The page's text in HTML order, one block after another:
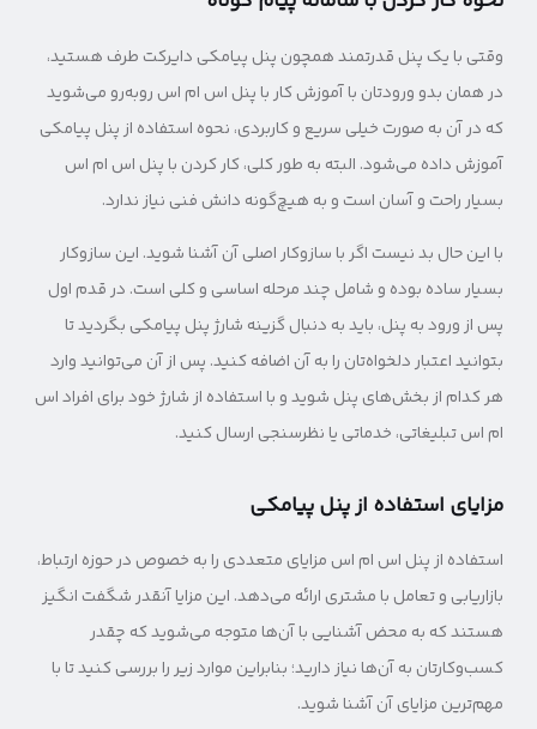
وقتی با یک پنل قدرتمند همچون پنل پیامکی دایرکت طرف هستید،
در همان بدو ورودتان با آموزش کار با پنل اس ام اس روبه‌رو می‌شوید
که در آن به صورت خیلی سریع و کاربردی، نحوه استفاده از پنل پیامکی
آموزش داده می‌شود. البته به طور کلی، کار کردن با پنل اس ام اس
بسیار راحت و آسان است و به هیچ‌گونه دانش فنی نیاز ندارد.
با این حال بد نیست اگر با سازوکار اصلی آن آشنا شوید. این سازوکار
بسیار ساده بوده و شامل چند مرحله اساسی و کلی ا‌ست. در قدم اول
پس از ورود به پنل، باید به دنبال گزینه شارژ پنل پیامکی بگردید تا
بتوانید اعتبار دلخواه‌تان را به آن اضافه کنید. پس از آن می‌توانید وارد
هر کدام از بخش‌های پنل شوید و با استفاده از شارژ خود برای افراد اس
ام اس تبلیغاتی، خدماتی یا نظرسنجی ارسال کنید.
مزایای استفاده از پنل پیامکی
استفاده از پنل اس ام اس مزایای متعددی را به خصوص در حوزه ارتباط،
بازاریابی و تعامل با مشتری ارائه می‌دهد. این مزایا آنقدر شگفت‌ انگیز
هستند که به محض آشنایی با آن‌ها متوجه می‌شوید که چقدر
کسب‌وکارتان به آن‌ها نیاز دارید؛ بنابراین موارد زیر را بررسی کنید تا با
مهم‌ترین مزایای آن آشنا شوید.